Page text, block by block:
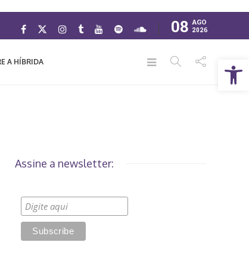
Abrir a barra de ferramentas
08 AGO
2026
A HÍBRIDA
Assine a newsletter: